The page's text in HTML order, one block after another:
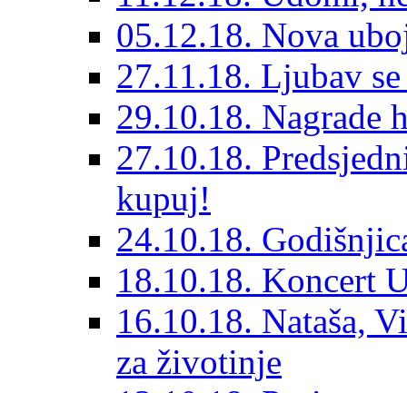
05.12.18. Nova
27.11.18. Ljubav
29.10.18. Nagrade
27.10.18.
kupuj!
24.10.18.
18.10.18. Koncert
16.10.18. Nataša,
za životinje